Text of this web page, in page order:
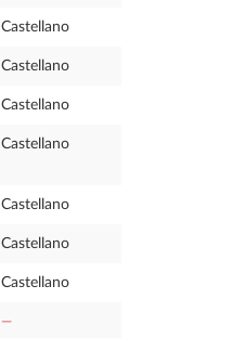
Castellano
Castellano
Castellano
Castellano
Castellano
Castellano
Castellano
—